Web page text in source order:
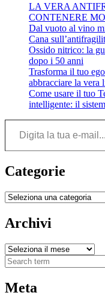
LA VERA
CONTENERE
Dal vuoto al vino
Cana
Ossido nitrico: la
dopo i 50 anni
Trasforma il tuo
abbracciare la vera
Come usare il tuo
intelligente: il
Digita la tua e-mail...
Categorie
Categorie
Archivi
Archivi
Meta